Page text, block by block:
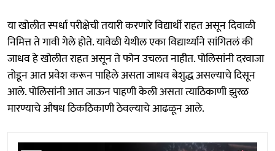
या खोलीत स्पर्धा परीक्षेची तयारी करणारे विद्यार्थी राहत असून दिवाळी
निमित्त ते गावी गेले होते. यावेळी येथील एका विद्यार्थ्याने सांगितलं की
जाधव हे खोलीत राहत असून ते फोन उचलत नाहीत. पोलिसांनी दरवाजा
तोडून आत प्रवेश करून पाहिले असता जाधव बेशुद्ध असल्याचे दिसून
आले. पोलिसांनी आत जाऊन पाहणी केली असता त्याठिकाणी झुरळ
मारण्याचे औषध ठिकठिकाणी ठेवल्याचे आढळून आले.